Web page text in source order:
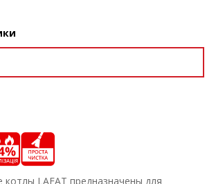
котлы LAFAT предназначены для